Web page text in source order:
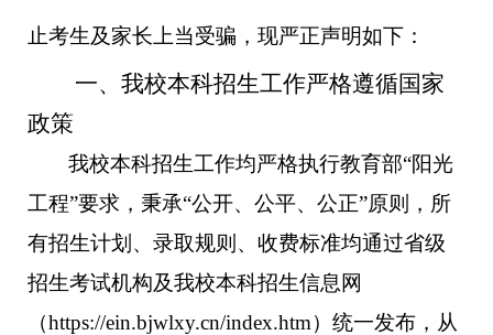
止考生及家长上当受骗，现严正声明如下：
一、我校本科招生工作严格遵循国家
政策
我校本科招生工作均严格执行教育部“阳光
工程”要求，秉承“公开、公平、公正”原则，所
有招生计划、录取规则、收费标准均通过省级
招生考试机构及我校本科招生信息网
（https://ein.bjwlxy.cn/index.htm）统一发布，从